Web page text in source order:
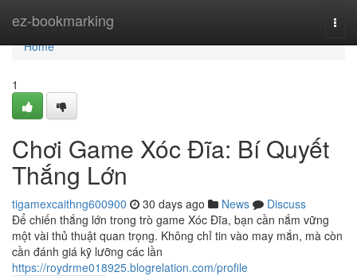
ez-bookmarking
Home
Home
1
Chơi Game Xóc Đĩa: Bí Quyết
Thắng Lớn
tigamexcaithng600900 30 days ago News
Discuss
Để chiến thắng lớn trong trò game Xóc Đĩa, bạn cần nắm vững
một vài thủ thuật quan trọng. Không chỉ tin vào may mắn, mà còn
cần đánh giá kỹ lưỡng các lần
https://roydrme018925.blogrelation.com/profile